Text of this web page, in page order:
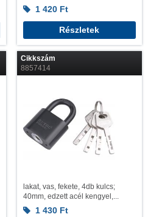
1 420 Ft
Részletek
Cikkszám
8857414
lakat, vas, fekete, 4db kulcs;
40mm, edzett acél kengyel,...
1 430 Ft